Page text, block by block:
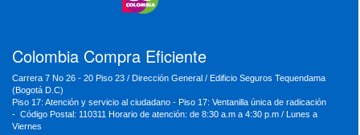
MinHacienda
Colombia Compra Eficiente
Carrera 7 No 26 - 20 Piso 23 / Dirección General / Edificio Seguros Tequendama
(Bogotá D.C)
Piso 17: Atención y servicio al ciudadano - Piso 17: Ventanilla única de radicación
- Código Postal: 110311 Horario de atención: de 8:30 a.m a 4:30 p.m / Lunes a
Viernes